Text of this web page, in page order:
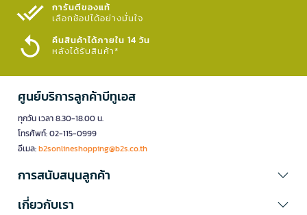
การันตีของแท้
เลือกช้อปได้อย่างมั่นใจ​
คืนสินค้าได้ภายใน 14 วัน
หลังได้รับสินค้า*
ศูนย์บริการลูกค้าบีทูเอส
ทุกวัน เวลา 8.30-18.00 น.
โทรศัพท์: 02-115-0999
อีเมล:b2sonlineshopping@b2s.co.th
การสนับสนุนลูกค้า
เกี่ยวกับเรา